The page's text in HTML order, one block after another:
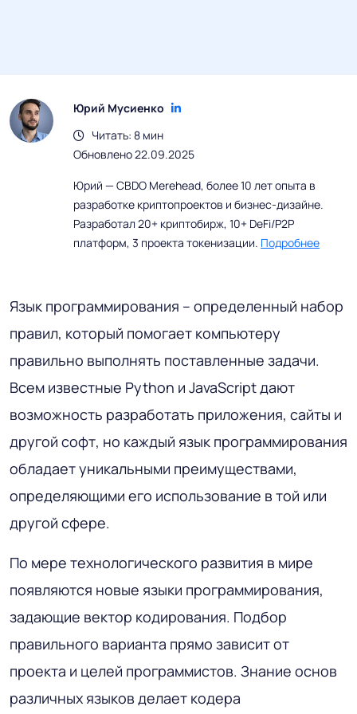
Юрий Мусиенко
Читать: 8 мин
Обновлено 22.09.2025
Юрий — CBDO Merehead, более 10 лет опыта в
разработке криптопроектов и бизнес-дизайне.
Разработал 20+ криптобирж, 10+ DeFi/P2P
платформ, 3 проекта токенизации. Подробнее
Язык программирования – определенный набор
правил, который помогает компьютеру
правильно выполнять поставленные задачи.
Всем известные Python и JavaScript дают
возможность разработать приложения, сайты и
другой софт, но каждый язык программирования
обладает уникальными преимуществами,
определяющими его использование в той или
другой сфере.
По мере технологического развития в мире
появляются новые языки программирования,
задающие вектор кодирования. Подбор
правильного варианта прямо зависит от
проекта и целей программистов. Знание основ
различных языков делает кодера